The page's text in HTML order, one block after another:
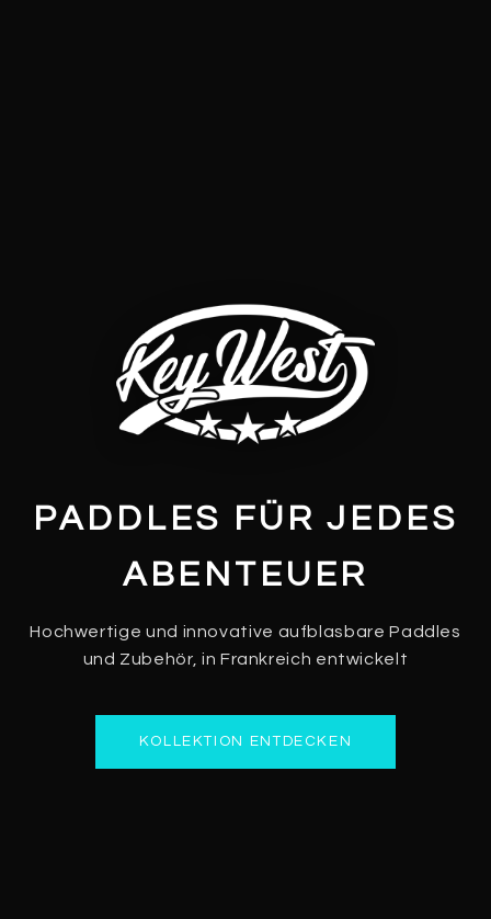
PADDLES FÜR JEDES
ABENTEUER
Hochwertige und innovative aufblasbare Paddles
und Zubehör, in Frankreich entwickelt
KOLLEKTION ENTDECKEN